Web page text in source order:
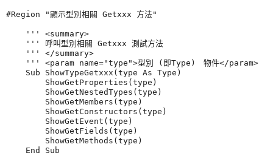
#Region "顯示型別相關 Getxxx 方法"
    ''' <summary>
    ''' 呼叫型別相關 Getxxx 測試方法
    ''' </summary>
    ''' <param name="type">型別 (即Type)　物件</param>
    Sub ShowTypeGetxxx(type As Type)
        ShowGetProperties(type)
        ShowGetNestedTypes(type)
        ShowGetMembers(type)
        ShowGetConstructors(type)
        ShowGetEvent(type)
        ShowGetFields(type)
        ShowGetMethods(type)
    End Sub